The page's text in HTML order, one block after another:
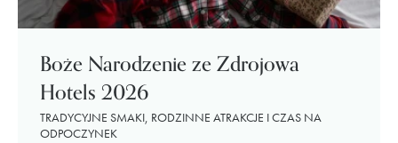
Boże Narodzenie ze Zdrojowa
Hotels 2026
TRADYCYJNE SMAKI, RODZINNE ATRAKCJE I CZAS NA
ODPOCZYNEK